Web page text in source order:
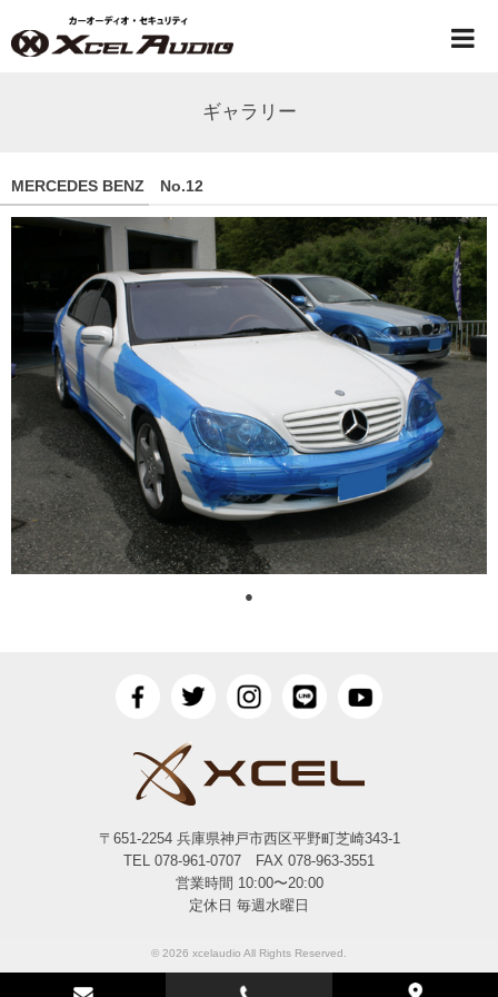
ギャラリー
MERCEDES BENZ No.12
●
〒651-2254 兵庫県神戸市西区平野町芝崎343-1
TEL 078-961-0707 FAX 078-963-3551
営業時間 10:00〜20:00
定休日 毎週水曜日
© 2026 xcelaudio All Rights Reserved.